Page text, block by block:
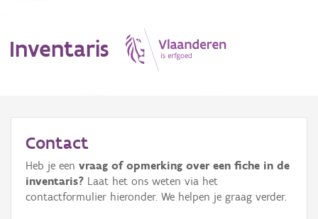
Inventaris
Erfgoedobject
Aanduidingsobject
Contact
Heb je een vraag of opmerking over een fiche in de
inventaris? Laat het ons weten via het
contactformulier hieronder. We helpen je graag verder.